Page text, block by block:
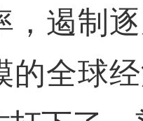
，遏制
的全球